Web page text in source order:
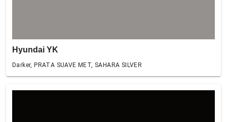
Hyundai YK
Darker, PRATA SUAVE MET, SAHARA SILVER